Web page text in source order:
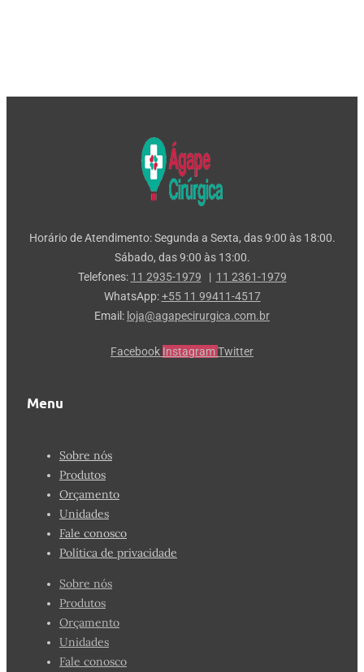
Horário de Atendimento: Segunda a Sexta, das 9:00 às 18:00.
Sábado, das 9:00 às 13:00.
Telefones: 11 2935-1979 | 11 2361-1979
WhatsApp:+55 11 99411-4517
Email: loja@agapecirurgica.com.br
Facebook InstagramTwitter
Menu
Sobre nós
Produtos
Orçamento
Unidades
Fale conosco
Política de privacidade
Sobre nós
Produtos
Orçamento
Unidades
Fale conosco